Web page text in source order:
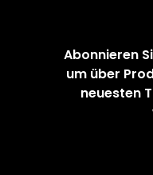
Abonnieren
um über
neuesten